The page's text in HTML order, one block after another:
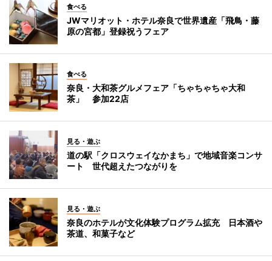
食べる
JWマリオット・ホテル奈良で世界遺産「飛鳥・藤
原の宮都」登録祝うフェア
食べる
奈良・大和茶グルメフェア「ちゃちゃちゃ大和
茶」 参加22店
見る・遊ぶ
道の駅「クロスウェイなかまち」で地域音楽コンサ
ート 世代超えたつながりを
見る・遊ぶ
奈良のホテルが文化体験プログラム拡充 日本酒や
茶道、和菓子など